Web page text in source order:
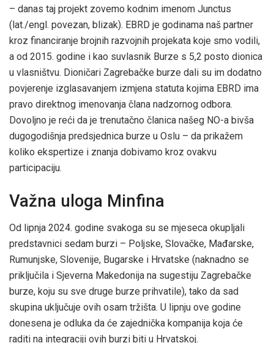
– danas taj projekt zovemo kodnim imenom Junctus
(lat./engl. povezan, blizak). EBRD je godinama naš partner
kroz financiranje brojnih razvojnih projekata koje smo vodili,
a od 2015. godine i kao suvlasnik Burze s 5,2 posto dionica
u vlasništvu. Dioničari Zagrebačke burze dali su im dodatno
povjerenje izglasavanjem izmjena statuta kojima EBRD ima
pravo direktnog imenovanja člana nadzornog odbora.
Dovoljno je reći da je trenutačno članica našeg NO-a bivša
dugogodišnja predsjednica burze u Oslu – da prikažem
koliko ekspertize i znanja dobivamo kroz ovakvu
participaciju.
Važna uloga Minfina
Od lipnja 2024. godine svakoga su se mjeseca okupljali
predstavnici sedam burzi – Poljske, Slovačke, Mađarske,
Rumunjske, Slovenije, Bugarske i Hrvatske (naknadno se
priključila i Sjeverna Makedonija na sugestiju Zagrebačke
burze, koju su sve druge burze prihvatile), tako da sad
skupina uključuje ovih osam tržišta. U lipnju ove godine
donesena je odluka da će zajednička kompanija koja će
raditi na integraciji ovih burzi biti u Hrvatskoj.